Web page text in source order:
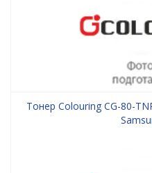
Тонер Colouring CG-80-